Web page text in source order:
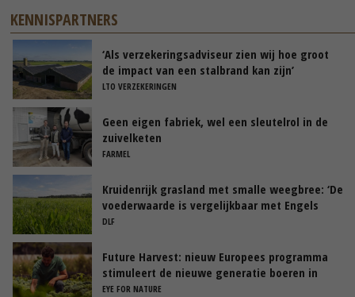
KENNISPARTNERS
‘Als verzekeringsadviseur zien wij hoe groot
de impact van een stalbrand kan zijn’
LTO VERZEKERINGEN
Geen eigen fabriek, wel een sleutelrol in de
zuivelketen
FARMEL
Kruidenrijk grasland met smalle weegbree: ‘De
voederwaarde is vergelijkbaar met Engels
raaigras’
DLF
Future Harvest: nieuw Europees programma
stimuleert de nieuwe generatie boeren in
Nederland
EYE FOR NATURE